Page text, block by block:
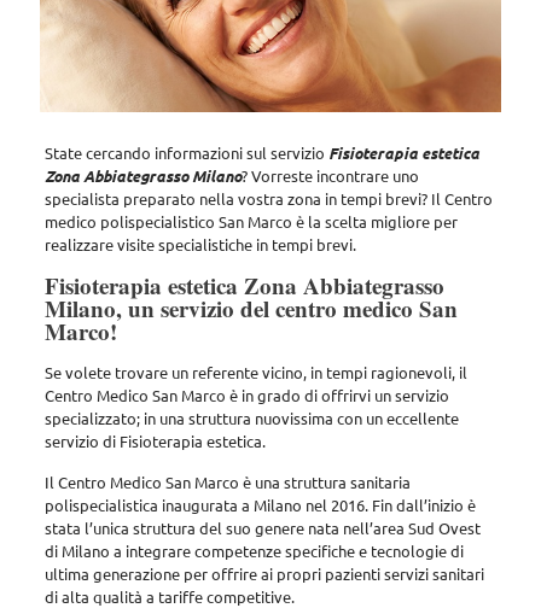
State cercando informazioni sul servizio Fisioterapia estetica
Zona Abbiategrasso Milano? Vorreste incontrare uno
specialista preparato nella vostra zona in tempi brevi? Il Centro
medico polispecialistico San Marco è la scelta migliore per
realizzare visite specialistiche in tempi brevi.
Fisioterapia estetica Zona Abbiategrasso
Milano, un servizio del centro medico San
Marco!
Se volete trovare un referente vicino, in tempi ragionevoli, il
Centro Medico San Marco è in grado di offrirvi un servizio
specializzato; in una struttura nuovissima con un eccellente
servizio di Fisioterapia estetica.
Il Centro Medico San Marco è una struttura sanitaria
polispecialistica inaugurata a Milano nel 2016. Fin dall’inizio è
stata l’unica struttura del suo genere nata nell’area Sud Ovest
di Milano a integrare competenze specifiche e tecnologie di
ultima generazione per offrire ai propri pazienti servizi sanitari
di alta qualità a tariffe competitive.